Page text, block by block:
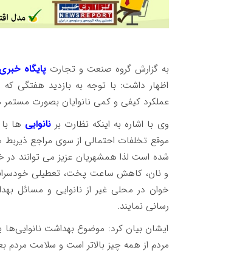
به گزارش گروه صنعت و تجارتپایگاه
اظهار داشت: با توجه به بازدید هفتگی
عملکرد کیفی و کمی نانوایان بصورت مستمر
وی با اشاره به اینکه نظارت برنانوایی ها
شده است لذا همشهریان عزیز می توانند
و نان، کاهش ساعت پخت، تعطیلی
خوان در محلی غیر از نانوایی و مسائل
رسانی نمایند.
ایشان بیان کرد: موضوع بهداشت
مردم از همه چیز بالاتر است و سلامت مردم